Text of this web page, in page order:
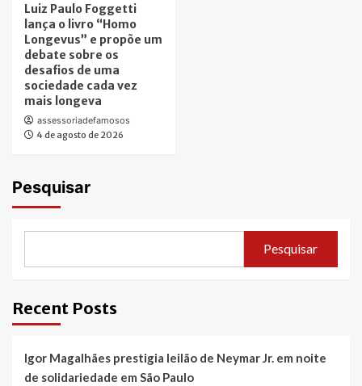
Luiz Paulo Foggetti
lança o livro “Homo
Longevus” e propõe um
debate sobre os
desafios de uma
sociedade cada vez
mais longeva
assessoriadefamosos
4 de agosto de 2026
Pesquisar
Pesquisar
Recent Posts
Igor Magalhães prestigia leilão de Neymar Jr. em noite
de solidariedade em São Paulo